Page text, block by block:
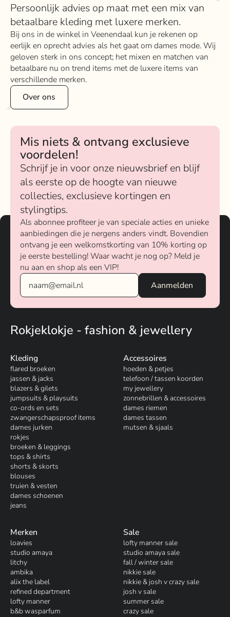
Persoonlijk advies op maat met een mix van
betaalbare kleding met luxere merken.
Bij ons in de winkel in Veenendaal kun je rekenen op
eerlijk en oprecht advies als het gaat om dames mode. Wij
geloven sterk in ons concept; het mixen en matchen van
betaalbare nu on trend items met de luxere items van
verschillende merken.
Over ons
Mis niets & ontvang exclusieve
voordelen!
Schrijf je in voor onze nieuwsbrief en blijf
als eerste op de hoogte van nieuwe
collecties, exclusieve kortingen en
stylingtips.
Als abonnee profiteer je van speciale acties en unieke
aanbiedingen die je nergens anders vindt. Bovendien
ontvang je een welkomstkorting van 10% korting op
je eerste bestelling! Waar wacht je nog op? Meld je
nu aan en shop als een VIP!
Rokjeklokje - fashion & jewellery
Kleding
flared broeken
jassen & jacks
blazers & gilets
jumpsuits & playsuits
co-ords en sets
zwangerschapsproof items
dames jurken
rokjes
broeken & leggings
tops & shirts
shorts & skorts
blouses
truien & vesten
dames schoenen
jeans
Accessoires
hoeden & petjes
telefoon / tassen koorden
my jewellery
zonnebrillen & accessoires
dames riemen
dames tassen
mutsen & sjaals
Merken
loavies
studio amaya
litchy
ambika
alix the label
refined department
lofty manner
b&b wasparfum
Sale
lofty manner sale
studio amaya sale
fall / winter sale
nikkie sale
nikkie & josh v crazy sale
josh v sale
summer sale
crazy sale